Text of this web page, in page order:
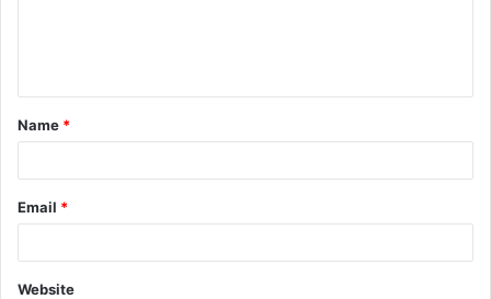
t
*
Name *
Email *
Website